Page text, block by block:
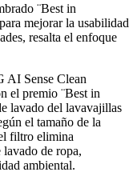
¨Best in
mejorar la usabilidad
resalta el enfoque
AI Sense Clean
el premio ¨Best in
lavado del lavavajillas
el tamaño de la
filtro elimina
de ropa,
ambiental.